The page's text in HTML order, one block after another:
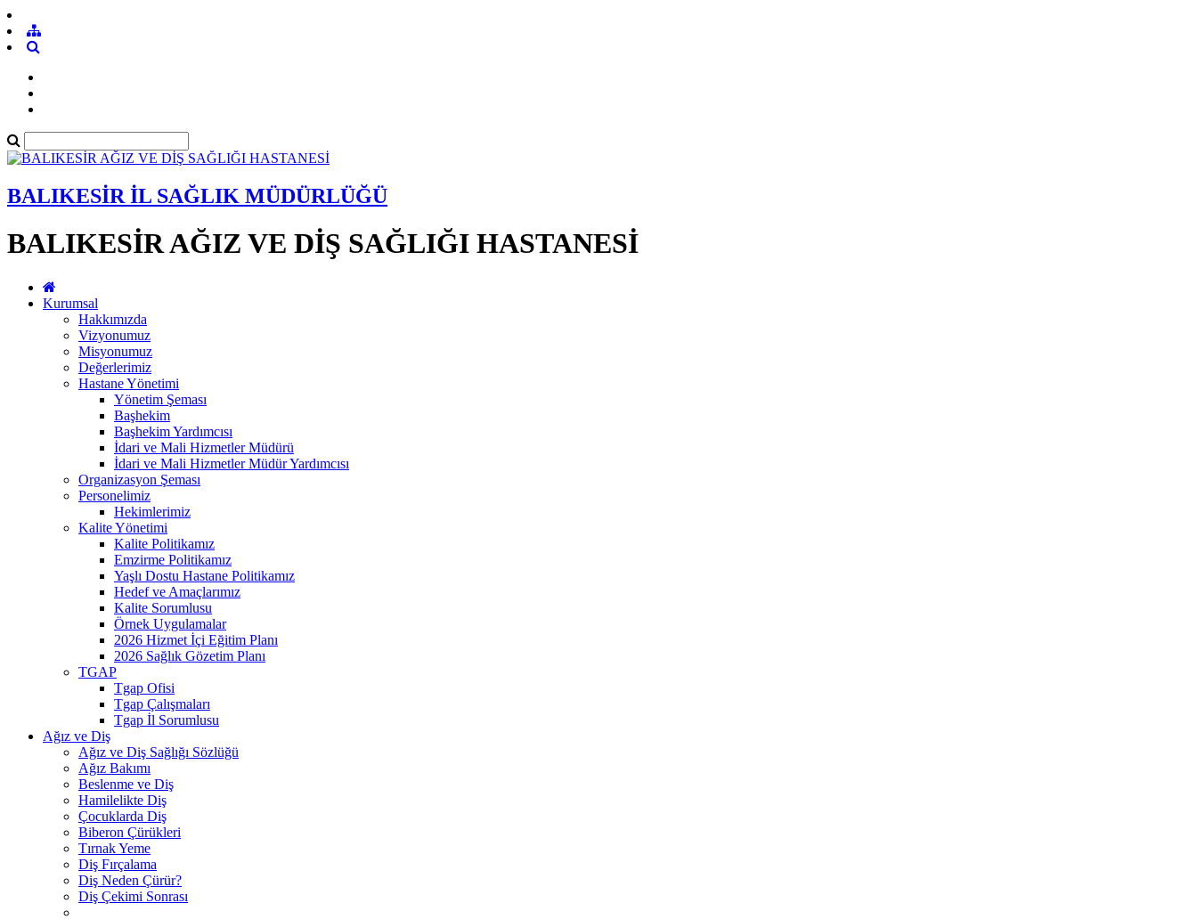
BALIKESİR İL SAĞLIK MÜDÜRLÜĞÜ
BALIKESİR AĞIZ VE DİŞ SAĞLIĞI HASTANESİ
Kurumsal
Hakkımızda
Vizyonumuz
Misyonumuz
Değerlerimiz
Hastane Yönetimi
Yönetim Şeması
Başhekim
Başhekim Yardımcısı
İdari ve Mali Hizmetler Müdürü
İdari ve Mali Hizmetler Müdür Yardımcısı
Organizasyon Şeması
Personelimiz
Hekimlerimiz
Kalite Yönetimi
Kalite Politikamız
Emzirme Politikamız
Yaşlı Dostu Hastane Politikamız
Hedef ve Amaçlarımız
Kalite Sorumlusu
Örnek Uygulamalar
2026 Hizmet İçi Eğitim Planı
2026 Sağlık Gözetim Planı
TGAP
Tgap Ofisi
Tgap Çalışmaları
Tgap İl Sorumlusu
Ağız ve Diş
Ağız ve Diş Sağlığı Sözlüğü
Ağız Bakımı
Beslenme ve Diş
Hamilelikte Diş
Çocuklarda Diş
Biberon Çürükleri
Tırnak Yeme
Diş Fırçalama
Diş Neden Çürür?
Diş Çekimi Sonrası